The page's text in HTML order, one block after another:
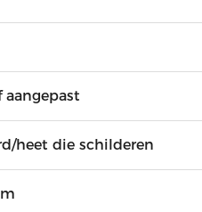
aangepast
heet die schilderen